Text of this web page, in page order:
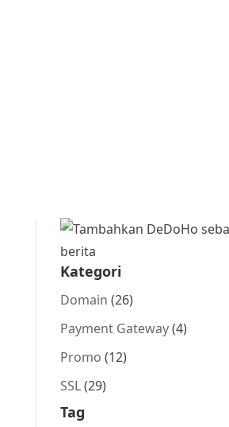
Kategori
Domain (26)
Payment Gateway(4)
Promo (12)
SSL(29)
Tag